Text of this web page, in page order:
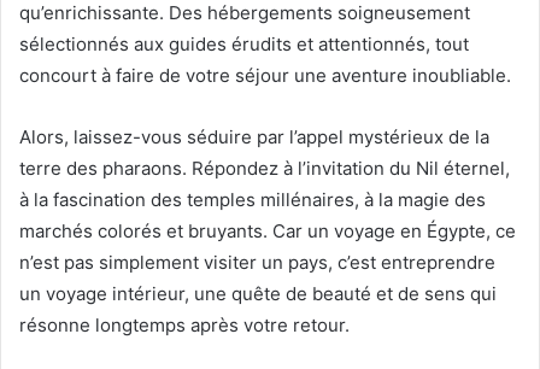
qu’enrichissante. Des hébergements soigneusement
sélectionnés aux guides érudits et attentionnés, tout
concourt à faire de votre séjour une aventure inoubliable.
Alors, laissez-vous séduire par l’appel mystérieux de la
terre des pharaons. Répondez à l’invitation du Nil éternel,
à la fascination des temples millénaires, à la magie des
marchés colorés et bruyants. Car un voyage en Égypte, ce
n’est pas simplement visiter un pays, c’est entreprendre
un voyage intérieur, une quête de beauté et de sens qui
résonne longtemps après votre retour.